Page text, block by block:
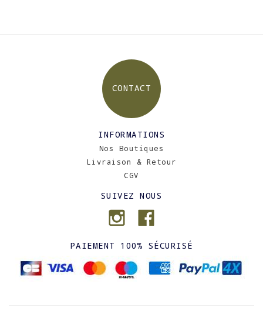
CONTACT
INFORMATIONS
Nos Boutiques
Livraison & Retour
CGV
SUIVEZ NOUS
PAIEMENT 100% SÉCURISÉ